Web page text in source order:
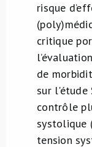
risque
critique
de
sur l'étude
contrôle
systolique
tension